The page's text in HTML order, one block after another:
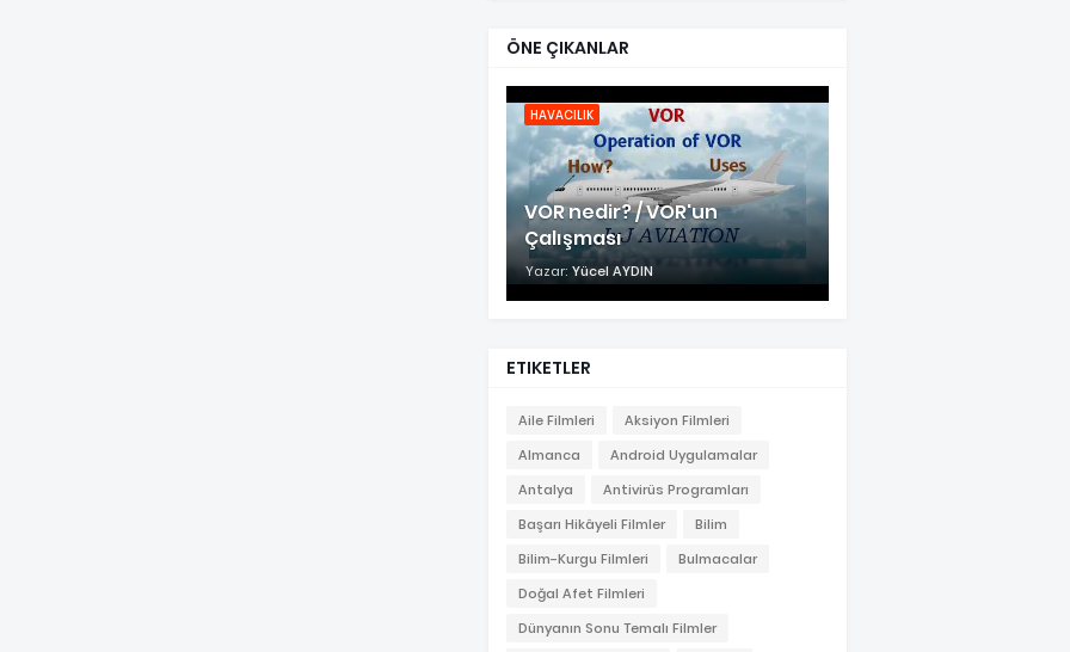
ÖNE ÇIKANLAR
HAVACILIK
VOR nedir? / VOR'un
Çalışması
Yazar: Yücel AYDIN
ETIKETLER
Aile Filmleri
Aksiyon Filmleri
Almanca
Android Uygulamalar
Antalya
Antivirüs Programları
Başarı Hikâyeli Filmler
Bilim
Bilim-Kurgu Filmleri
Bulmacalar
Doğal Afet Filmleri
Dünyanın Sonu Temalı Filmler